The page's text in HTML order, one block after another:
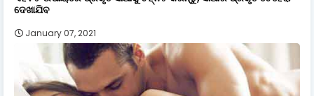
ଦେଖାଯିବ
January 07, 2021